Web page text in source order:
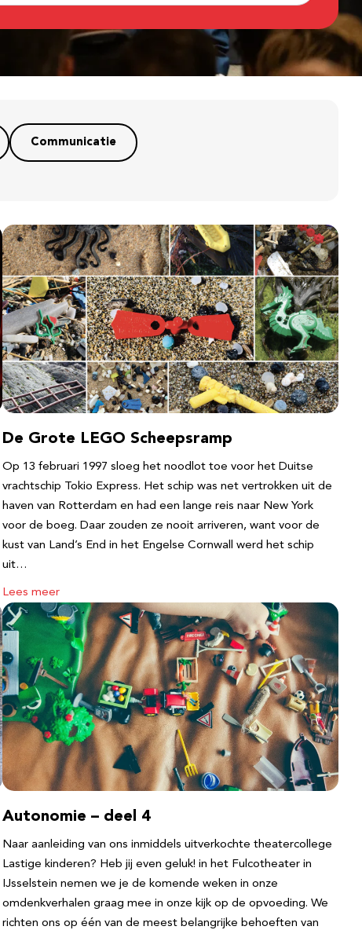
Communicatie
De Grote LEGO Scheepsramp
Op 13 februari 1997 sloeg het noodlot toe voor het Duitse
vrachtschip Tokio Express. Het schip was net vertrokken uit de
haven van Rotterdam en had een lange reis naar New York
voor de boeg. Daar zouden ze nooit arriveren, want voor de
kust van Land’s End in het Engelse Cornwall werd het schip
uit…
Lees meer
Autonomie – deel 4
Naar aanleiding van ons inmiddels uitverkochte theatercollege
Lastige kinderen? Heb jij even geluk! in het Fulcotheater in
IJsselstein nemen we je de komende weken in onze
omdenkverhalen graag mee in onze kijk op de opvoeding. We
richten ons op één van de meest belangrijke behoeften van